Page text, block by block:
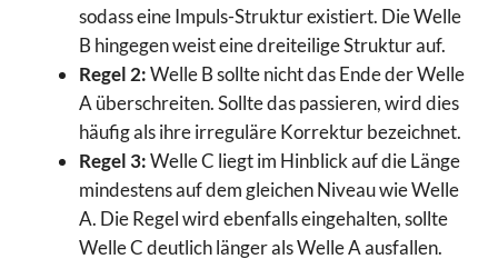
sodass eine Impuls-Struktur existiert. Die Welle
B hingegen weist eine dreiteilige Struktur auf.
Regel 2:Welle B sollte nicht das Ende der Welle
A überschreiten. Sollte das passieren, wird dies
häufig als ihre irreguläre Korrektur bezeichnet.
Regel 3:Welle C liegt im Hinblick auf die Länge
mindestens auf dem gleichen Niveau wie Welle
A. Die Regel wird ebenfalls eingehalten, sollte
Welle C deutlich länger als Welle A ausfallen.